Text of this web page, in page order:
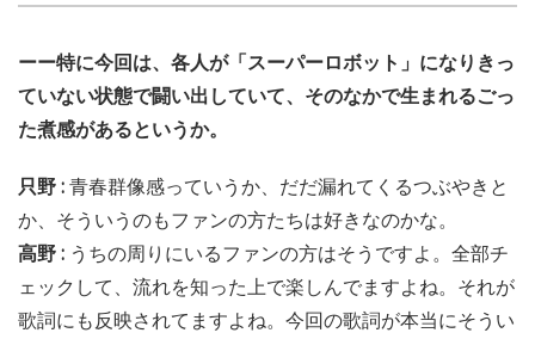
ーー特に今回は、各人が「スーパーロボット」になりきっ
ていない状態で闘い出していて、そのなかで生まれるごっ
た煮感があるというか。
只野 :青春群像感っていうか、だだ漏れてくるつぶやきと
か、そういうのもファンの方たちは好きなのかな。
高野 : うちの周りにいるファンの方はそうですよ。全部チ
ェックして、流れを知った上で楽しんでますよね。それが
歌詞にも反映されてますよね。今回の歌詞が本当にそうい